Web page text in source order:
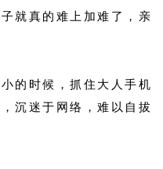
就真的难上加难了，亲
的时候，抓住大人手机
沉迷于网络，难以自拔